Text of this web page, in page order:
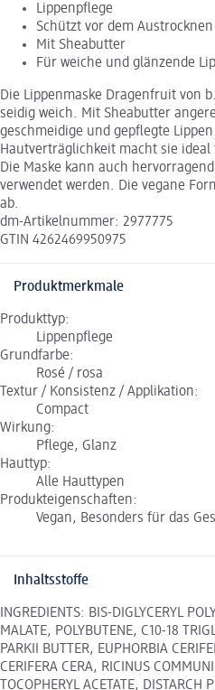
Lippenpflege
Schützt vor dem Austrocknen
Mit Sheabutter
Für weiche und glänzende
Die Lippenmaske Dragenfruit von
seidig weich. Mit Sheabutter
geschmeidige und gepflegte
Hautverträglichkeit macht sie
Die Maske kann auch
verwendet werden. Die vegane
ab.
dm-Artikelnummer: 2977775
GTIN 4262469950975
Produktmerkmale
Produkttyp:
Lippenpflege
Grundfarbe:
Rosé / rosa
Textur / Konsistenz / Applikation:
Compact
Wirkung:
Pflege, Glanz
Hauttyp:
Alle Hauttypen
Produkteigenschaften:
Vegan, Besonders für das
Inhaltsstoffe
INGREDIENTS: BIS-DIGLYCERYL
MALATE, POLYBUTENE, C10-18
PARKII BUTTER, EUPHORBIA
CERIFERA CERA, RICINUS
TOCOPHERYL ACETATE, DISTARCH